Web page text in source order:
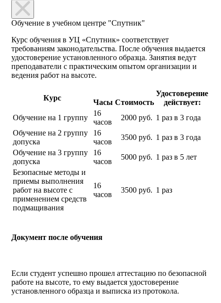
Обучение в учебном центре "Спутник"
Курс обучения в УЦ «Спутник» соответствует
требованиям законодательства. После обучения выдается
удостоверение установленного образца. Занятия ведут
преподаватели с практическим опытом организации и
ведения работ на высоте.
Курс
Часы Стоимость
Удостоверение
действует:
Обучение на 1 группу
16
часов
2000 руб. 1 раз в 3 года
Обучение на 2 группу
допуска
16
часов
3500 руб. 1 раз в 3 года
Обучение на 3 группу
допуска
16
часов
5000 руб. 1 раз в 5 лет
Безопасные методы и
приемы выполнения
работ на высоте с
применением средств
подмащивания
16
часов
3500 руб. 1 раз
Документ после обучения
Если студент успешно прошел аттестацию по безопасной
работе на высоте, то ему выдается удостоверение
установленного образца и выписка из протокола.